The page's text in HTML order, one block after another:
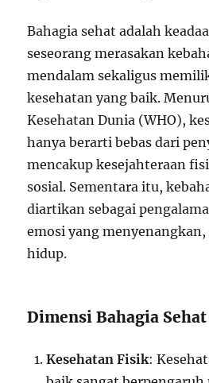
Bahagia sehat adalah
seseorang merasakan
mendalam sekaligus
kesehatan yang baik.
Kesehatan Dunia (WHO),
hanya berarti bebas dari
mencakup kesejahteraan
sosial. Sementara itu,
diartikan sebagai
emosi yang menyenangkan,
hidup.
Dimensi Bahagia Sehat
Kesehatan Fisik: